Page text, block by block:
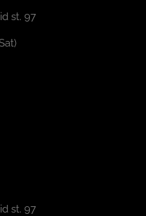
st. 97
st. 97